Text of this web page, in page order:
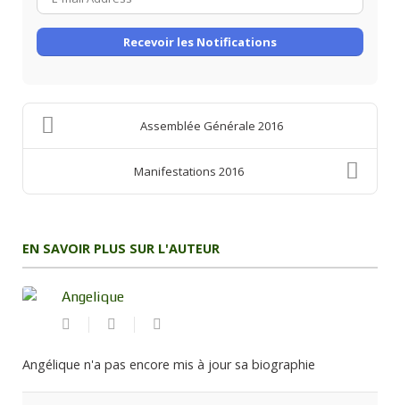
mail
Address
Recevoir les Notifications
Assemblée Générale 2016
Manifestations 2016
EN SAVOIR PLUS SUR L'AUTEUR
Angelique
Angélique n'a pas encore mis à jour sa biographie